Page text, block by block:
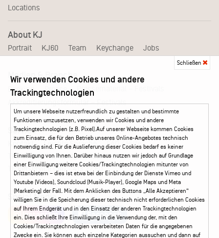
Locations
About KJ
Portrait KJ60 Team Keychange Jobs
Medien & Branche
Booking Presse
Pressematerial – Festivals
Akkreditierungsformular – Festivals
Service
Kontakt Leichte Sprache
FAQ / Hilfe
Ticketshop Hamburg
Gutscheine
Callback-Service
Ticketservice 040 - 413 22 60
Social Media
Instagram Facebook
Schließen
Wir verwenden Cookies und andere
Trackingtechnologien
Um unsere Webseite nutzerfreundlich zu gestalten und bestimmte
Funktionen umzusetzen, verwenden wir Cookies und andere
Trackingtechnologien (z.B. Pixel).Auf unserer Webseite kommen Cookies
zum Einsatz, die für den Betrieb unseres Online-Angebotes technisch
notwendig sind. Für die Auslieferung dieser Cookies bedarf es keiner
Einwilligung von Ihnen. Darüber hinaus nutzen wir jedoch auf Grundlage
einer Einwilligung weitere Cookies/Trackingtechnologien mitunter von
Drittanbietern – dies ist etwa bei der Einbindung der Dienste Vimeo und
Youtube (Videos), Soundcloud (Musik-Player), Google Maps und Meta
(Marketing) der Fall. Mit dem Anklicken des Buttons „Alle Akzeptieren“
willigen Sie in die Speicherung dieser technisch nicht erforderlichen Cookies
auf Ihrem Endgerät und in den Einsatz der anderen Trackingtechnologien
ein. Dies schließt Ihre Einwilligung in die Verwendung der, mit den
Cookies/Trackingtechnologien verarbeiteten Daten für die angegebenen
Zwecke ein. Sie können auch einzelne Kategorien aussuchen und dann auf